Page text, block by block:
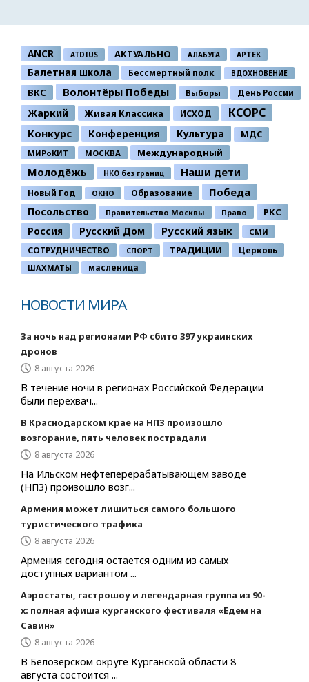
ANCR ATDIUS АКТУАЛЬНО АЛАБУГА АРТЕК
Балетная школа Бессмертный полк ВДОХНОВЕНИЕ
ВКС Волонтёры Победы Выборы День России
Жаркий Живая Классика ИСХОД КСОРС
Конкурс Конференция Культура МДС
МИРоКИТ МОСКВА Международный
Молодёжь НКО без границ Наши дети
Новый Год ОКНО Образование Победа
Посольство Правительство Москвы Право РКС
Россия Русский Дом Русский язык СМИ
СОТРУДНИЧЕСТВО СПОРТ ТРАДИЦИИ Церковь
ШАХМАТЫ масленица
НОВОСТИ МИРА
За ночь над регионами РФ сбито 397 украинских
дронов
8 августа 2026
В течение ночи в регионах Российской Федерации
были перехвач...
В Краснодарском крае на НПЗ произошло
возгорание, пять человек пострадали
8 августа 2026
На Ильском нефтеперерабатывающем заводе
(НПЗ) произошло возг...
Армения может лишиться самого большого
туристического трафика
8 августа 2026
Армения сегодня остается одним из самых
доступных вариантом ...
Аэростаты, гастрошоу и легендарная группа из 90-
х: полная афиша курганского фестиваля «Едем на
Савин»
8 августа 2026
В Белозерском округе Курганской области 8
августа состоится ...